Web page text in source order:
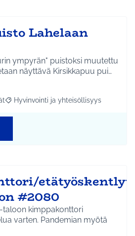
Lahelaan
ympyrän" puistoksi muutettu
näyttävä Kirsikkapuu pui…
mukaan: Etelä-Tuusulan kylät
Rajaa tulokset teeman mukaan:
Hyvinvointi ja yhteisöllisyys
#2080
taloon kimppakonttori
varten. Pandemian myötä